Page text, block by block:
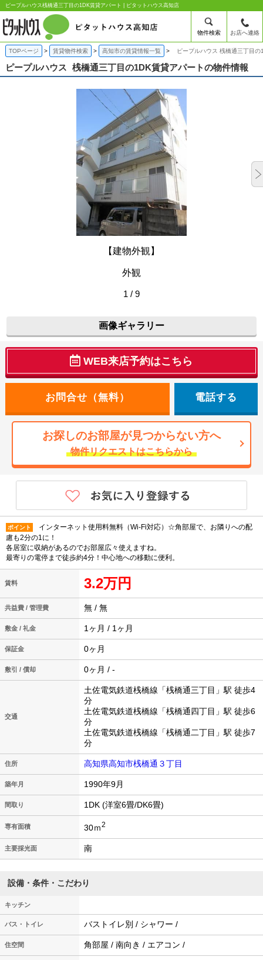
ピープルハウス桟橋通三丁目の1DK賃貸アパート | ピタットハウス高知店
物件検索 お店へ連絡
TOPページ 賃貸物件検索 高知市の賃貸情報一覧 ピープルハウス 桟橋通三丁目の
ピープルハウス 桟橋通三丁目の1DK賃貸アパートの物件情報
【建物外観】
外観
1 / 9
画像ギャラリー
WEB来店予約はこちら
電話する
お探しのお部屋が見つからない方へ
物件リクエストはこちらから
ポイント
インターネット使用料無料（Wi-Fi対応）☆角部屋で、お隣りへの配
慮も2分の1に！
各居室に収納があるのでお部屋広々使えますね。
最寄りの電停まで徒歩約4分！中心地への移動に便利。
賃料 3.2万円
共益費 / 管理費 無 / 無
敷金 / 礼金 1ヶ月 / 1ヶ月
保証金 0ヶ月
敷引 / 償却 0ヶ月 / -
交通
土佐電気鉄道桟橋線「桟橋通三丁目」駅 徒歩4
分
土佐電気鉄道桟橋線「桟橋通四丁目」駅 徒歩6
分
土佐電気鉄道桟橋線「桟橋通二丁目」駅 徒歩7
分
住所 高知県高知市桟橋通３丁目
築年月 1990年9月
間取り 1DK (洋室6畳/DK6畳)
専有面積 30ｍ2
主要採光面 南
設備・条件・こだわり
キッチン
バス・トイレ バストイレ別 / シャワー /
住空間 角部屋 / 南向き / エアコン /